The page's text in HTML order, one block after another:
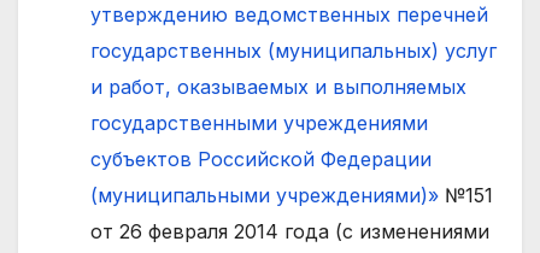
утверждению ведомственных перечней
государственных (муниципальных) услуг
и работ, оказываемых и выполняемых
государственными учреждениями
субъектов Российской Федерации
(муниципальными учреждениями)» №151
от 26 февраля 2014 года (с изменениями